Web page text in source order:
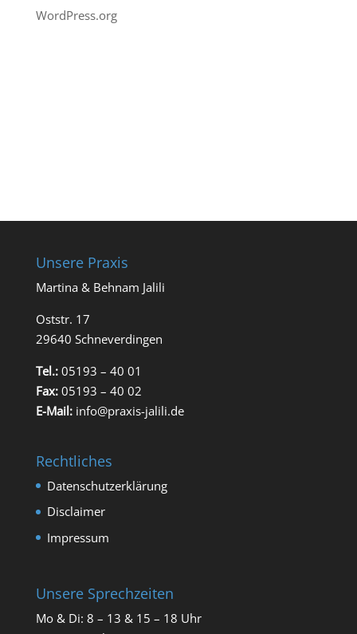
WordPress.org
Unsere Praxis
Martina & Behnam Jalili
Oststr. 17
29640 Schneverdingen
Tel.:05193 – 40 01
Fax:05193 – 40 02
E-Mail:info@praxis-jalili.de
Rechtliches
Datenschutzerklärung
Disclaimer
Impressum
Unsere Sprechzeiten
Mo & Di: 8 – 13 & 15 – 18 Uhr